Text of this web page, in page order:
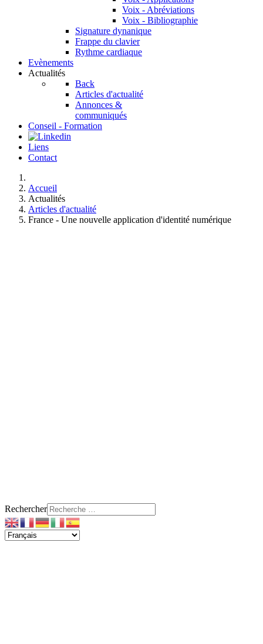
Voix - Abréviations
Voix - Bibliographie
Signature dynanique
Frappe du clavier
Rythme cardiaque
Evènements
Actualités
Back
Articles d'actualité
Annonces &
communiqués
Conseil - Formation
Liens
Contact
Accueil
Actualités
Articles d'actualité
France - Une nouvelle application d'identité numérique
Rechercher